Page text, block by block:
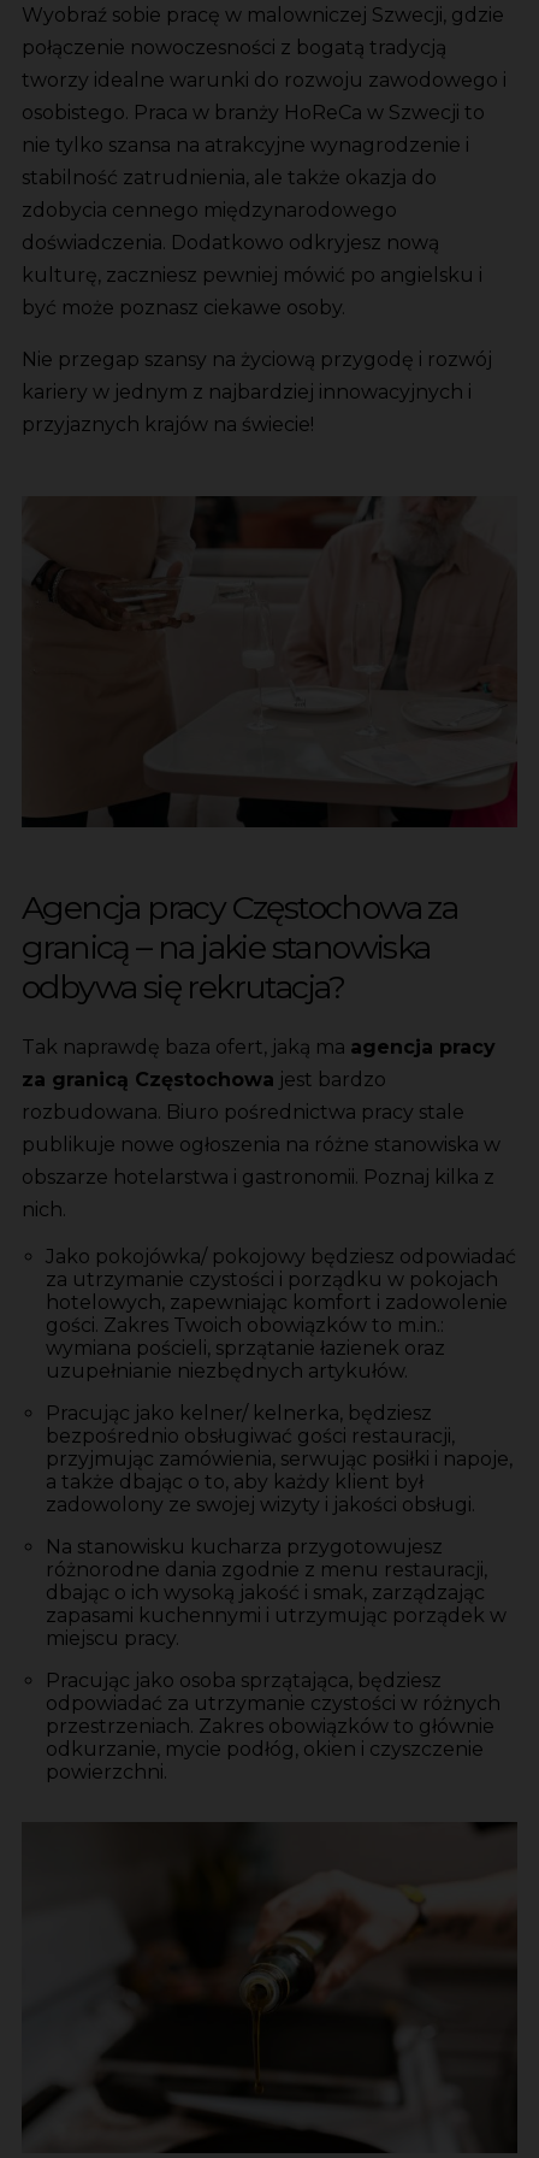
Wyobraź sobie pracę w malowniczej Szwecji, gdzie
połączenie nowoczesności z bogatą tradycją
tworzy idealne warunki do rozwoju zawodowego i
osobistego. Praca w branży HoReCa w Szwecji to
nie tylko szansa na atrakcyjne wynagrodzenie i
stabilność zatrudnienia, ale także okazja do
zdobycia cennego międzynarodowego
doświadczenia. Dodatkowo odkryjesz nową
kulturę, zaczniesz pewniej mówić po angielsku i
być może poznasz ciekawe osoby.
Nie przegap szansy na życiową przygodę i rozwój
kariery w jednym z najbardziej innowacyjnych i
przyjaznych krajów na świecie!
Agencja pracy Częstochowa za
granicą – na jakie stanowiska
odbywa się rekrutacja?
Tak naprawdę baza ofert, jaką ma agencja pracy
za granicą Częstochowa jest bardzo
rozbudowana. Biuro pośrednictwa pracy stale
publikuje nowe ogłoszenia na różne stanowiska w
obszarze hotelarstwa i gastronomii. Poznaj kilka z
nich.
Jako pokojówka/ pokojowy będziesz odpowiadać
za utrzymanie czystości i porządku w pokojach
hotelowych, zapewniając komfort i zadowolenie
gości. Zakres Twoich obowiązków to m.in.:
wymiana pościeli, sprzątanie łazienek oraz
uzupełnianie niezbędnych artykułów.
Pracując jako kelner/ kelnerka, będziesz
bezpośrednio obsługiwać gości restauracji,
przyjmując zamówienia, serwując posiłki i napoje,
a także dbając o to, aby każdy klient był
zadowolony ze swojej wizyty i jakości obsługi.
Na stanowisku kucharza przygotowujesz
różnorodne dania zgodnie z menu restauracji,
dbając o ich wysoką jakość i smak, zarządzając
zapasami kuchennymi i utrzymując porządek w
miejscu pracy.
Pracując jako osoba sprzątająca, będziesz
odpowiadać za utrzymanie czystości w różnych
przestrzeniach. Zakres obowiązków to głównie
odkurzanie, mycie podłóg, okien i czyszczenie
powierzchni.